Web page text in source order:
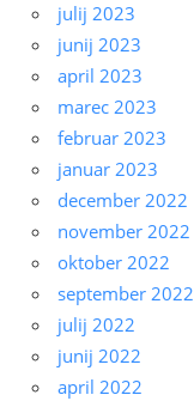
julij 2023
junij 2023
april 2023
marec 2023
februar 2023
januar 2023
december 2022
november 2022
oktober 2022
september 2022
julij 2022
junij 2022
april 2022